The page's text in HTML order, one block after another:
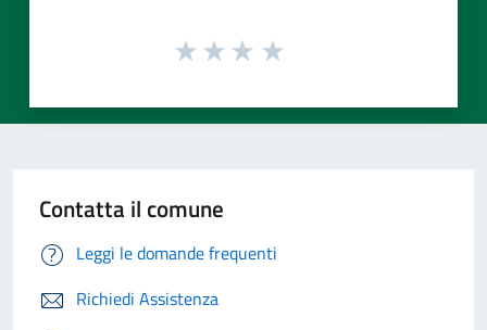
Contatta il comune
Leggi le domande frequenti
Richiedi Assistenza